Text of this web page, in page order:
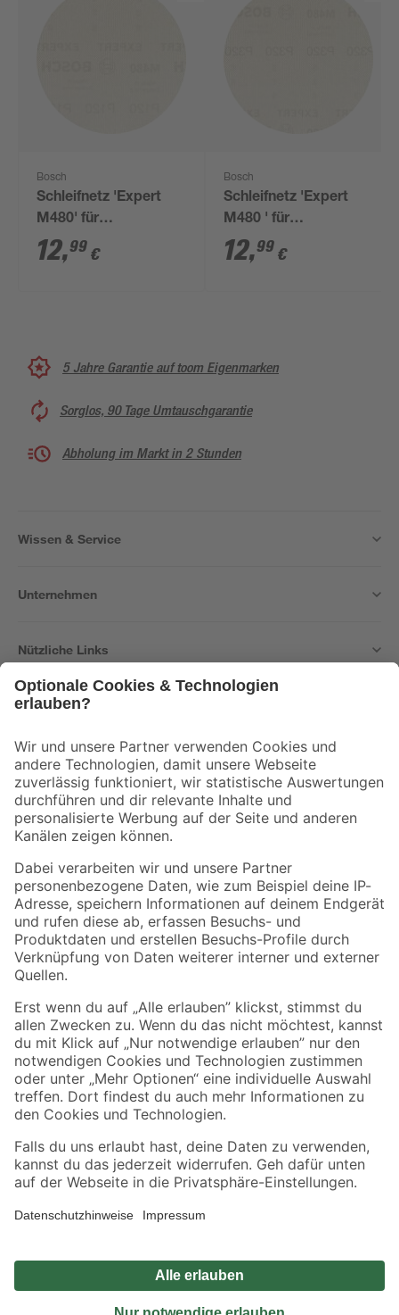
Bosch
Schleifnetz 'Expert
M480' für
Exzenterschleifer Ø
125 mm G 120
12,99 €
Bosch
Schleifnetz 'Expert
M480 ' für
Exzenterschleifer Ø
125 mm G 320
12,99 €
5 Jahre Garantie auf toom Eigenmarken
Sorglos, 90 Tage Umtauschgarantie
Abholung im Markt in 2 Stunden
Wissen & Service
Unternehmen
Nützliche Links
Der toom Newsletter: Keine Angebote und Aktionen mehr verpassen!
Zur Newsletter Anmeldung
Folge uns
Zahlungsarten Versandarten
Sicher einkaufen
Jetzt die toom-App herunterladen
Alle Preisangaben in EUR inkl. gesetzl. MwSt.. Die dargestellten Angebote sind unter
Umständen nicht in allen Märkten verfügbar. Die angegebenen Verfügbarkeiten beziehen
Produkte nur solange der Vorrat reicht.
*Paketversand ab 59 € versandkostenfrei, gilt nicht für Artikel mit Speditionsversand, hier
Privatsphäre Impressum
Nutzungsbedingungen
Widerrufsrecht
Vertrag widerrufen